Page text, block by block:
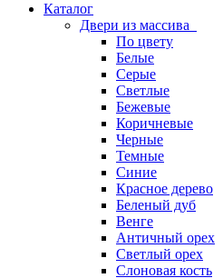
Каталог
Двери из массива
По цвету
Белые
Серые
Светлые
Бежевые
Коричневые
Черные
Темные
Синие
Красное дерево
Беленый дуб
Венге
Античный орех
Светлый орех
Слоновая кость